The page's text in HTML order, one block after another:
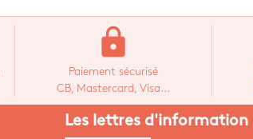
lock
Paiement sécurisé
CB, Mastercard, Visa...
Les lettres d'information